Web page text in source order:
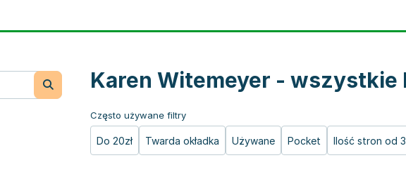
Karen Witemeyer - wszystkie
Często używane filtry
Do 20zł Twarda okładka Używane Pocket Ilość stron od